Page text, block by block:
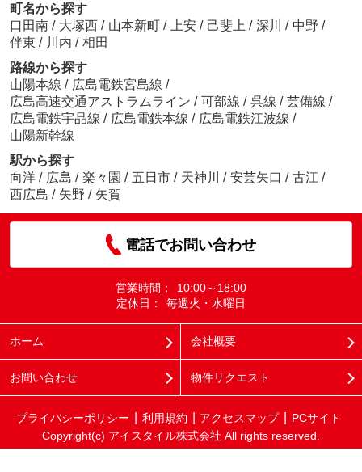
町名から探す
口田南 / 大塚西 / 山本新町 / 上安 / 己斐上 / 深川 / 中野 /
伴東 / 川内 / 相田
路線から探す
山陽本線 / 広島電鉄宮島線 /
広島高速交通アストラムライン / 可部線 / 呉線 / 芸備線 /
広島電鉄宇品線 / 広島電鉄本線 / 広島電鉄江波線 /
山陽新幹線
駅から探す
向洋 / 広島 / 楽々園 / 五日市 / 天神川 / 安芸矢口 / 古江 /
西広島 / 矢野 / 矢賀
電話でお問い合わせ
営業時間：
10:00～18:00
定休日：
毎週火・水曜日
ホーム 会社概要
お問い合わせ 物件リクエスト
プライバシーポリシー 利用規約 アクセスマップ
PCサイト
Copyright(c) アイスタイル株式会社 All rights reserved.